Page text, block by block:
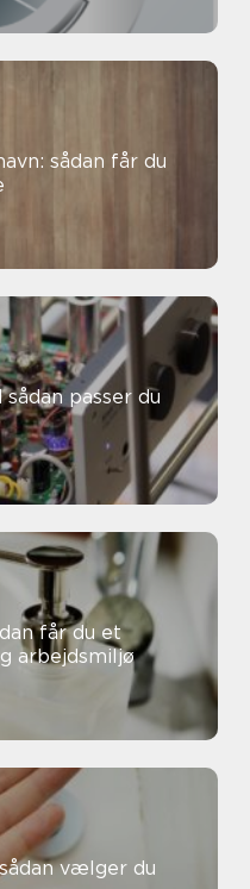
sådan får du
arbejdsmiljø